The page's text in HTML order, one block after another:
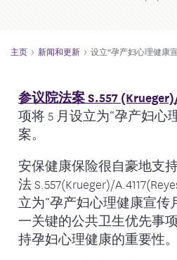
主页 新闻和更新 设立“孕产妇心理健康
参议院法案 S.557
项将 5 月设立为“孕产妇心
案。
安保健康保险很自豪地支持
法 S.557(Krueger)/
立为“孕产妇心理健康宣传
一关键的公共卫生优先事
持孕妇心理健康的重要性。